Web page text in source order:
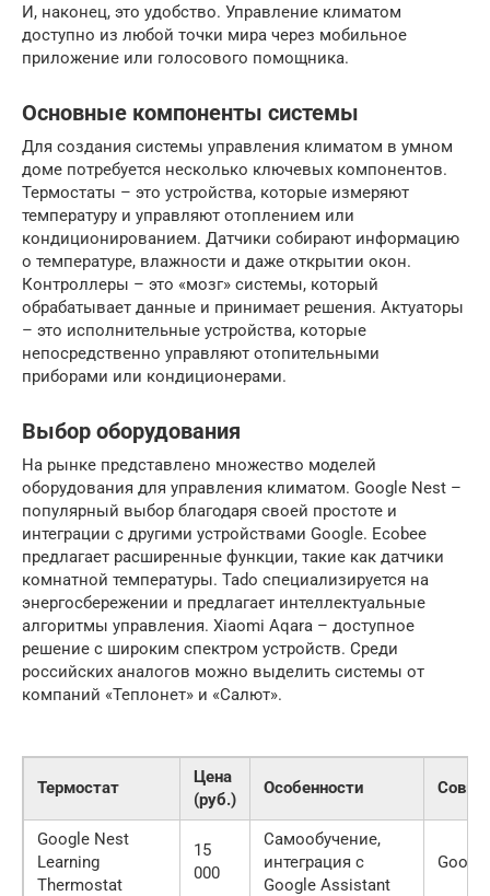
И, наконец, это удобство. Управление климатом
доступно из любой точки мира через мобильное
приложение или голосового помощника.
Основные компоненты системы
Для создания системы управления климатом в умном
доме потребуется несколько ключевых компонентов.
Термостаты – это устройства, которые измеряют
температуру и управляют отоплением или
кондиционированием. Датчики собирают информацию
о температуре, влажности и даже открытии окон.
Контроллеры – это «мозг» системы, который
обрабатывает данные и принимает решения. Актуаторы
– это исполнительные устройства, которые
непосредственно управляют отопительными
приборами или кондиционерами.
Выбор оборудования
На рынке представлено множество моделей
оборудования для управления климатом. Google Nest –
популярный выбор благодаря своей простоте и
интеграции с другими устройствами Google. Ecobee
предлагает расширенные функции, такие как датчики
комнатной температуры. Tado специализируется на
энергосбережении и предлагает интеллектуальные
алгоритмы управления. Xiaomi Aqara – доступное
решение с широким спектром устройств. Среди
российских аналогов можно выделить системы от
компаний «Теплонет» и «Салют».
Термостат
Цена
(руб.)
Особенности
Google Nest
Learning
Thermostat
15
000
Самообучение,
интеграция с
Google Assistant